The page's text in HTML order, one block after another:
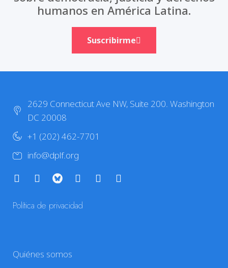
humanos en América Latina.
Suscribirme
2629 Connecticut Ave NW, Suite 200. Washington
DC 20008
+1 (202) 462-7701
info@dplf.org
Política de privacidad
Quiénes somos